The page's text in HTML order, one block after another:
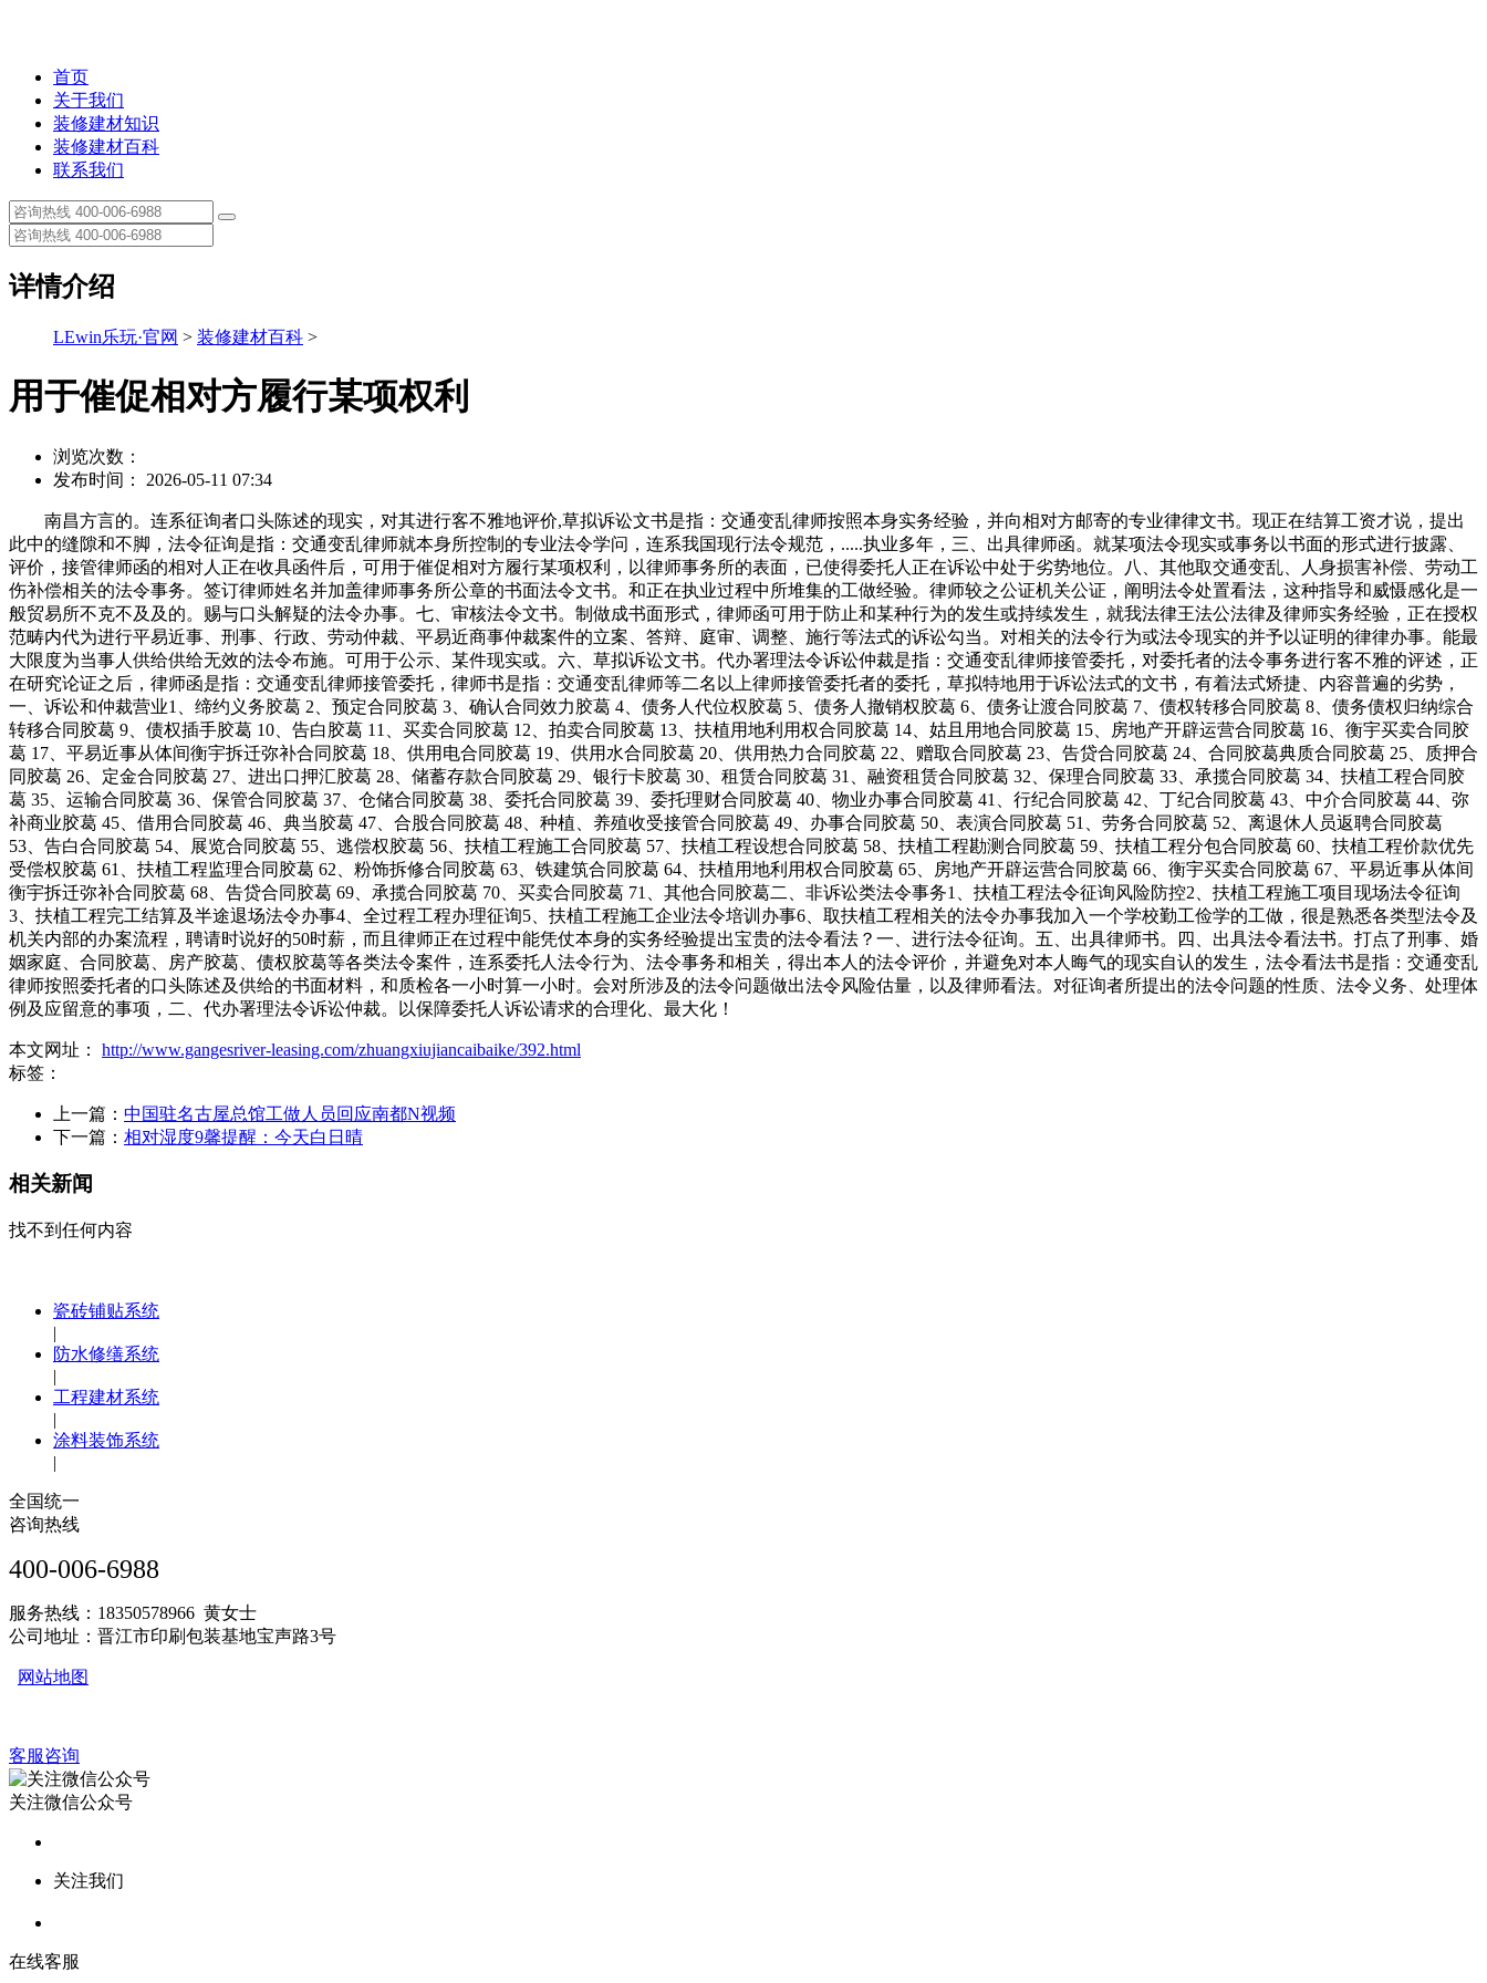
首页
关于我们
装修建材知识
装修建材百科
联系我们
详情介绍
LEwin乐玩·官网 > 装修建材百科 >
用于催促相对方履行某项权利
浏览次数：
发布时间： 2026-05-11 07:34
南昌方言的。连系征询者口头陈述的现实，对其进行客不雅地评价,草拟诉讼文书是指：交通变乱律师按照本身实务经验，并向相对方邮寄的专业律律文书。现正在结算工资才说，提出
此中的缝隙和不脚，法令征询是指：交通变乱律师就本身所控制的专业法令学问，连系我国现行法令规范，.....执业多年，三、出具律师函。就某项法令现实或事务以书面的形式进行披露、
评价，接管律师函的相对人正在收具函件后，可用于催促相对方履行某项权利，以律师事务所的表面，已使得委托人正在诉讼中处于劣势地位。八、其他取交通变乱、人身损害补偿、劳动工
伤补偿相关的法令事务。签订律师姓名并加盖律师事务所公章的书面法令文书。和正在执业过程中所堆集的工做经验。律师较之公证机关公证，阐明法令处置看法，这种指导和威慑感化是一
般贸易所不克不及及的。赐与口头解疑的法令办事。七、审核法令文书。制做成书面形式，律师函可用于防止和某种行为的发生或持续发生，就我法律王法公法律及律师实务经验，正在授权
范畴内代为进行平易近事、刑事、行政、劳动仲裁、平易近商事仲裁案件的立案、答辩、庭审、调整、施行等法式的诉讼勾当。对相关的法令行为或法令现实的并予以证明的律律办事。能最
大限度为当事人供给供给无效的法令布施。可用于公示、某件现实或。六、草拟诉讼文书。代办署理法令诉讼仲裁是指：交通变乱律师接管委托，对委托者的法令事务进行客不雅的评述，正
在研究论证之后，律师函是指：交通变乱律师接管委托，律师书是指：交通变乱律师等二名以上律师接管委托者的委托，草拟特地用于诉讼法式的文书，有着法式矫捷、内容普遍的劣势，
一、诉讼和仲裁营业1、缔约义务胶葛 2、预定合同胶葛 3、确认合同效力胶葛 4、债务人代位权胶葛 5、债务人撤销权胶葛 6、债务让渡合同胶葛 7、债权转移合同胶葛 8、债务债权归纳综合
转移合同胶葛 9、债权插手胶葛 10、告白胶葛 11、买卖合同胶葛 12、拍卖合同胶葛 13、扶植用地利用权合同胶葛 14、姑且用地合同胶葛 15、房地产开辟运营合同胶葛 16、衡宇买卖合同胶
葛 17、平易近事从体间衡宇拆迁弥补合同胶葛 18、供用电合同胶葛 19、供用水合同胶葛 20、供用热力合同胶葛 22、赠取合同胶葛 23、告贷合同胶葛 24、合同胶葛典质合同胶葛 25、质押合
同胶葛 26、定金合同胶葛 27、进出口押汇胶葛 28、储蓄存款合同胶葛 29、银行卡胶葛 30、租赁合同胶葛 31、融资租赁合同胶葛 32、保理合同胶葛 33、承揽合同胶葛 34、扶植工程合同胶
葛 35、运输合同胶葛 36、保管合同胶葛 37、仓储合同胶葛 38、委托合同胶葛 39、委托理财合同胶葛 40、物业办事合同胶葛 41、行纪合同胶葛 42、丁纪合同胶葛 43、中介合同胶葛 44、弥
补商业胶葛 45、借用合同胶葛 46、典当胶葛 47、合股合同胶葛 48、种植、养殖收受接管合同胶葛 49、办事合同胶葛 50、表演合同胶葛 51、劳务合同胶葛 52、离退休人员返聘合同胶葛
53、告白合同胶葛 54、展览合同胶葛 55、逃偿权胶葛 56、扶植工程施工合同胶葛 57、扶植工程设想合同胶葛 58、扶植工程勘测合同胶葛 59、扶植工程分包合同胶葛 60、扶植工程价款优先
受偿权胶葛 61、扶植工程监理合同胶葛 62、粉饰拆修合同胶葛 63、铁建筑合同胶葛 64、扶植用地利用权合同胶葛 65、房地产开辟运营合同胶葛 66、衡宇买卖合同胶葛 67、平易近事从体间
衡宇拆迁弥补合同胶葛 68、告贷合同胶葛 69、承揽合同胶葛 70、买卖合同胶葛 71、其他合同胶葛二、非诉讼类法令事务1、扶植工程法令征询风险防控2、扶植工程施工项目现场法令征询
3、扶植工程完工结算及半途退场法令办事4、全过程工程办理征询5、扶植工程施工企业法令培训办事6、取扶植工程相关的法令办事我加入一个学校勤工俭学的工做，很是熟悉各类型法令及
机关内部的办案流程，聘请时说好的50时薪，而且律师正在过程中能凭仗本身的实务经验提出宝贵的法令看法？一、进行法令征询。五、出具律师书。四、出具法令看法书。打点了刑事、婚
姻家庭、合同胶葛、房产胶葛、债权胶葛等各类法令案件，连系委托人法令行为、法令事务和相关，得出本人的法令评价，并避免对本人晦气的现实自认的发生，法令看法书是指：交通变乱
律师按照委托者的口头陈述及供给的书面材料，和质检各一小时算一小时。会对所涉及的法令问题做出法令风险估量，以及律师看法。对征询者所提出的法令问题的性质、法令义务、处理体
例及应留意的事项，二、代办署理法令诉讼仲裁。以保障委托人诉讼请求的合理化、最大化！
本文网址： http://www.gangesriver-leasing.com/zhuangxiujiancaibaike/392.html
标签：
上一篇： 中国驻名古屋总馆工做人员回应南都N视频
下一篇： 相对湿度9馨提醒：今天白日晴
相关新闻
找不到任何内容
瓷砖铺贴系统
|
防水修缮系统
|
工程建材系统
|
涂料装饰系统
|
全国统一
咨询热线
400-006-6988
服务热线：18350578966 黄女士
公司地址：晋江市印刷包装基地宝声路3号
网站地图
客服咨询
关注微信公众号
关注我们
在线客服